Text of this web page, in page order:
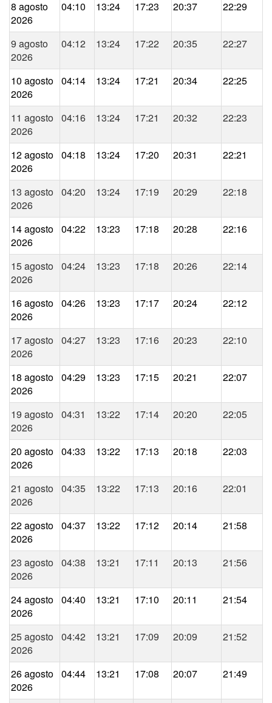
8 agosto
2026
04:10 13:24 17:23 20:37 22:29
9 agosto
2026
04:12 13:24 17:22 20:35 22:27
10 agosto
2026
04:14 13:24 17:21 20:34 22:25
11 agosto
2026
04:16 13:24 17:21 20:32 22:23
12 agosto
2026
04:18 13:24 17:20 20:31 22:21
13 agosto
2026
04:20 13:24 17:19 20:29 22:18
14 agosto
2026
04:22 13:23 17:18 20:28 22:16
15 agosto
2026
04:24 13:23 17:18 20:26 22:14
16 agosto
2026
04:26 13:23 17:17 20:24 22:12
17 agosto
2026
04:27 13:23 17:16 20:23 22:10
18 agosto
2026
04:29 13:23 17:15 20:21 22:07
19 agosto
2026
04:31 13:22 17:14 20:20 22:05
20 agosto
2026
04:33 13:22 17:13 20:18 22:03
21 agosto
2026
04:35 13:22 17:13 20:16 22:01
22 agosto
2026
04:37 13:22 17:12 20:14 21:58
23 agosto
2026
04:38 13:21 17:11 20:13 21:56
24 agosto
2026
04:40 13:21 17:10 20:11 21:54
25 agosto
2026
04:42 13:21 17:09 20:09 21:52
26 agosto
2026
04:44 13:21 17:08 20:07 21:49